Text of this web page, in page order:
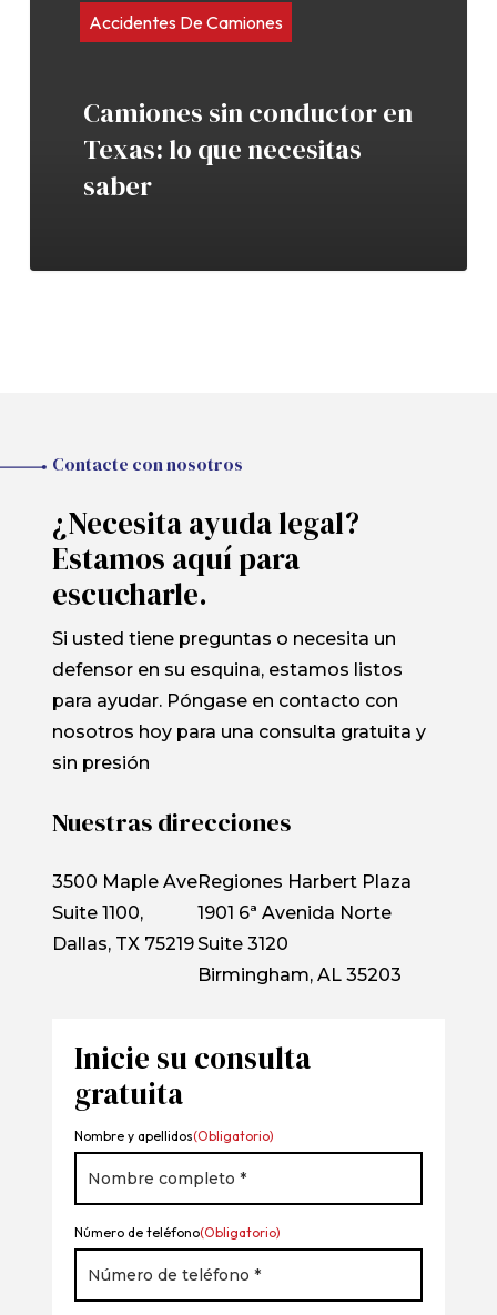
Accidentes De Camiones
Camiones sin conductor en
Texas: lo que necesitas
saber
Contacte con nosotros
¿Necesita ayuda legal?
Estamos aquí para
escucharle.
Si usted tiene preguntas o necesita un
defensor en su esquina, estamos listos
para ayudar. Póngase en contacto con
nosotros hoy para una consulta gratuita y
sin presión
Nuestras direcciones
3500 Maple Ave
Suite 1100,
Dallas, TX 75219
Regiones Harbert Plaza
1901 6ª Avenida Norte
Suite 3120
Birmingham, AL 35203
Inicie su consulta
gratuita
Nombre y apellidos(Obligatorio)
Número de teléfono(Obligatorio)